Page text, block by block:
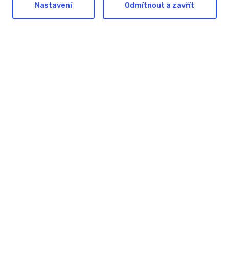
Nastavení Odmítnout a zavřít